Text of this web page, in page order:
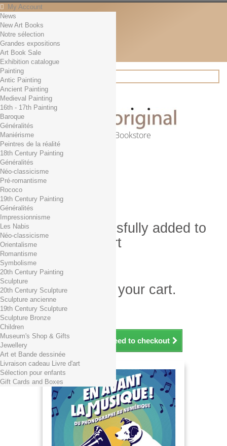
My Account
Contact
English
English
Français
News
Search
Online Art Bookstore
Cart (empty)
No products
Free shipping!
0,00 € Total
Check out
Product successfully added to
your shopping cart
Quantity
Total
There is 1 item in your cart.
Total products (tax incl.)
Total shipping TTC
Total (tax incl.)
Continue shopping Proceed to checkout
News
New Art Books
Notre sélection
Grandes expositions
Art Book Sale
Exhibition catalogue
Painting
Antic Painting
Ancient Painting
Medieval Painting
16th - 17th Painting
Baroque
Généralités
Maniérisme
Peintres de la réalité
18th Century Painting
Généralités
Néo-classicisme
Pré-romantisme
Rococo
19th Century Painting
Généralités
Impressionnisme
Les Nabis
Néo-classicisme
Orientalisme
Romantisme
Symbolisme
20th Century Painting
Sculpture
20th Century Sculpture
Sculpture ancienne
19th Century Sculpture
Sculpture Bronze
Children
Museum's Shop & Gifts
Jewellery
Art et Bande dessinée
Livraison cadeau Livre d'art
Sélection pour enfants
Gift Cards and Boxes